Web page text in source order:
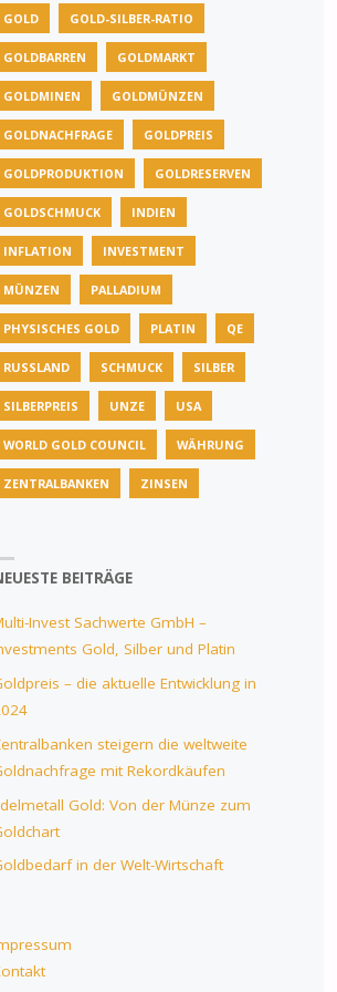
GOLD GOLD-SILBER-RATIO
GOLDBARREN GOLDMARKT
GOLDMINEN GOLDMÜNZEN
GOLDNACHFRAGE GOLDPREIS
GOLDPRODUKTION GOLDRESERVEN
GOLDSCHMUCK INDIEN
INFLATION INVESTMENT
MÜNZEN PALLADIUM
PHYSISCHES GOLD PLATIN QE
RUSSLAND SCHMUCK SILBER
SILBERPREIS UNZE USA
WORLD GOLD COUNCIL WÄHRUNG
ZENTRALBANKEN ZINSEN
BEITRÄGE
Invest Sachwerte GmbH –
Gold, Silber und Platin
– die aktuelle Entwicklung in
steigern die weltweite
mit Rekordkäufen
Gold: Von der Münze zum
in der Welt-Wirtschaft